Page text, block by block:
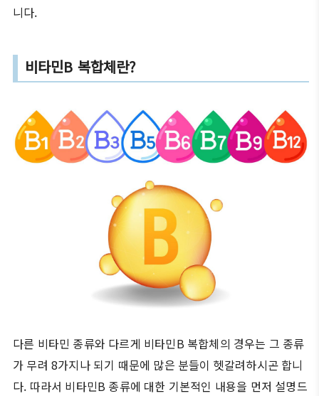
니다.
비타민B 복합체란?
다른 비타민 종류와 다르게 비타민B 복합체의 경우는 그 종류
가 무려 8가지나 되기 때문에 많은 분들이 헷갈려하시곤 합니
다. 따라서 비타민B 종류에 대한 기본적인 내용을 먼저 설명드